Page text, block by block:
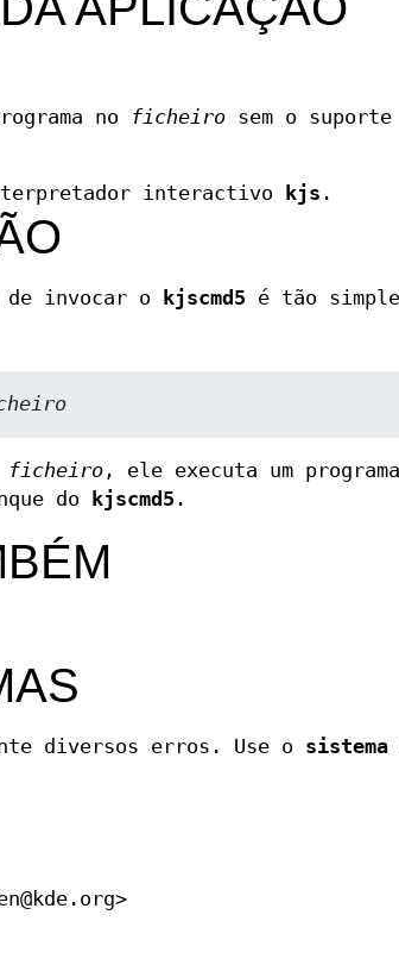
no ficheiro sem o
interactivo kjs .
de invocar o kjscmd5 é tão
ficheiro , ele executa um
do
kjscmd5 .
diversos erros. Use o sistema